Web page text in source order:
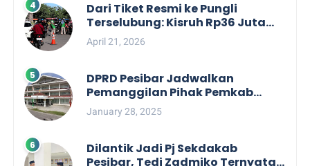
Dari Tiket Resmi ke Pungli
Terselubung: Kisruh Rp36 Juta
Pengelolaan Tiket Pantai
Labuhan Jukung
April 21, 2026
DPRD Pesibar Jadwalkan
Pemanggilan Pihak Pemkab
Terkait Nasib dan Status TKD di
Tahun 2025
January 28, 2025
Dilantik Jadi Pj Sekdakab
Pesibar, Tedi Zadmiko Ternyata